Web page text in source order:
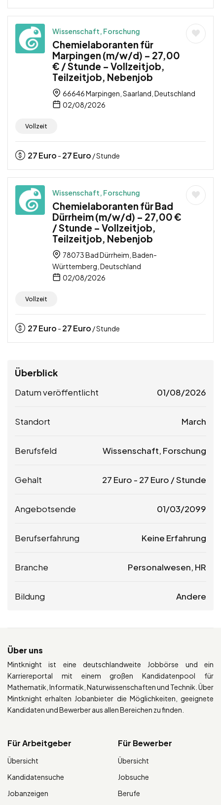
Wissenschaft, Forschung
Chemielaboranten für
Marpingen (m/w/d) – 27,00
€ / Stunde – Vollzeitjob,
Teilzeitjob, Nebenjob
66646 Marpingen, Saarland, Deutschland
02/08/2026
Vollzeit
27Euro - 27Euro / Stunde
Wissenschaft, Forschung
Chemielaboranten für Bad
Dürrheim (m/w/d) – 27,00 €
/ Stunde – Vollzeitjob,
Teilzeitjob, Nebenjob
78073 Bad Dürrheim, Baden-
Württemberg, Deutschland
02/08/2026
Vollzeit
27Euro - 27Euro / Stunde
Überblick
Datum veröffentlicht 01/08/2026
Standort March
Berufsfeld Wissenschaft, Forschung
Gehalt 27 Euro - 27 Euro / Stunde
Angebotsende 01/03/2099
Berufserfahrung Keine Erfahrung
Branche Personalwesen, HR
Bildung Andere
Über uns
Mintknight ist eine deutschlandweite Jobbörse und ein
Karriereportal mit einem großen Kandidatenpool für
Mathematik, Informatik, Naturwissenschaften und Technik. Über
Mintknight erhalten Jobanbieter die Möglichkeiten, geeignete
Kandidaten und Bewerber aus allen Bereichen zu finden.
Für Arbeitgeber
Übersicht
Kandidatensuche
Jobanzeigen
Für Bewerber
Übersicht
Jobsuche
Berufe